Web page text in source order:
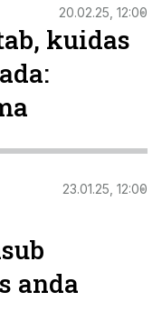
20.02.25, 12:00
kuidas
23.01.25, 12:00
anda